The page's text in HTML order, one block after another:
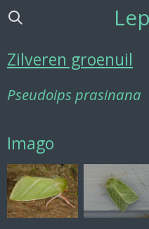
Ga
de
Zilveren groenuil
Pseudoips prasinana
Imago